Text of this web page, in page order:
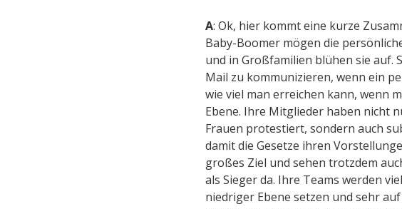
A: Ok, hier kommt eine kurze
Baby-Boomer mögen die
und in Großfamilien blühen sie auf.
Mail zu kommunizieren, wenn ein
wie viel man erreichen kann, wenn
Ebene. Ihre Mitglieder haben nicht
Frauen protestiert, sondern auch
damit die Gesetze ihren
großes Ziel und sehen trotzdem
als Sieger da. Ihre Teams werden
niedriger Ebene setzen und sehr